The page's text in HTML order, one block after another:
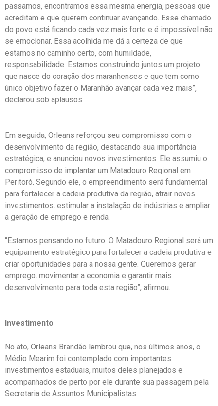
passamos, encontramos essa mesma energia, pessoas que
acreditam e que querem continuar avançando. Esse chamado
do povo está ficando cada vez mais forte e é impossível não
se emocionar. Essa acolhida me dá a certeza de que
estamos no caminho certo, com humildade,
responsabilidade. Estamos construindo juntos um projeto
que nasce do coração dos maranhenses e que tem como
único objetivo fazer o Maranhão avançar cada vez mais”,
declarou sob aplausos.
Em seguida, Orleans reforçou seu compromisso com o
desenvolvimento da região, destacando sua importância
estratégica, e anunciou novos investimentos. Ele assumiu o
compromisso de implantar um Matadouro Regional em
Peritoró. Segundo ele, o empreendimento será fundamental
para fortalecer a cadeia produtiva da região, atrair novos
investimentos, estimular a instalação de indústrias e ampliar
a geração de emprego e renda.
“Estamos pensando no futuro. O Matadouro Regional será um
equipamento estratégico para fortalecer a cadeia produtiva e
criar oportunidades para a nossa gente. Queremos gerar
emprego, movimentar a economia e garantir mais
desenvolvimento para toda esta região”, afirmou.
Investimento
No ato, Orleans Brandão lembrou que, nos últimos anos, o
Médio Mearim foi contemplado com importantes
investimentos estaduais, muitos deles planejados e
acompanhados de perto por ele durante sua passagem pela
Secretaria de Assuntos Municipalistas.